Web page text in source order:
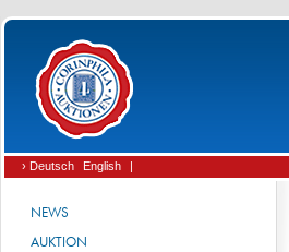
› Deutsch English |
NEWS
AUKTION